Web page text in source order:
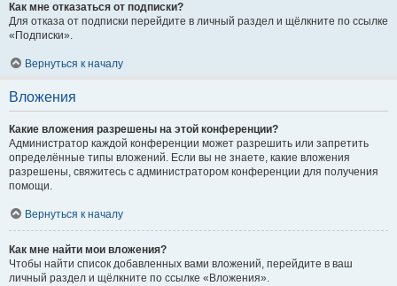
Как мне отказаться от подписки?
Для отказа от подписки перейдите в личный раздел и щёлкните по ссылке
«Подписки».
Вернуться к началу
Вложения
Какие вложения разрешены на этой конференции?
Администратор каждой конференции может разрешить или запретить
определённые типы вложений. Если вы не знаете, какие вложения
разрешены, свяжитесь с администратором конференции для получения
помощи.
Вернуться к началу
Как мне найти мои вложения?
Чтобы найти список добавленных вами вложений, перейдите в ваш
личный раздел и щёлкните по ссылке «Вложения».